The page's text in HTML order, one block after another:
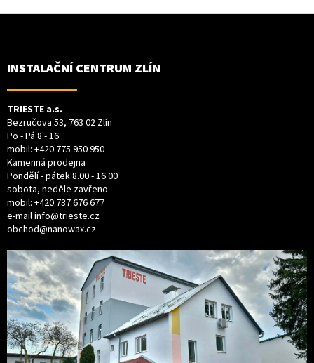
Z
INSTALAČNÍ CENTRUM ZLÍN
TRIESTE a.s.
Bezručova 53, 763 02 Zlín
Po - Pá 8 - 16
mobil: +420 775 950 950
Kamenná prodejna
Pondělí - pátek 8.00 - 16.00
sobota, neděle zavřeno
mobil: +420 737 676 677
e-mailinfo@trieste.cz
obchod@nanowax.cz